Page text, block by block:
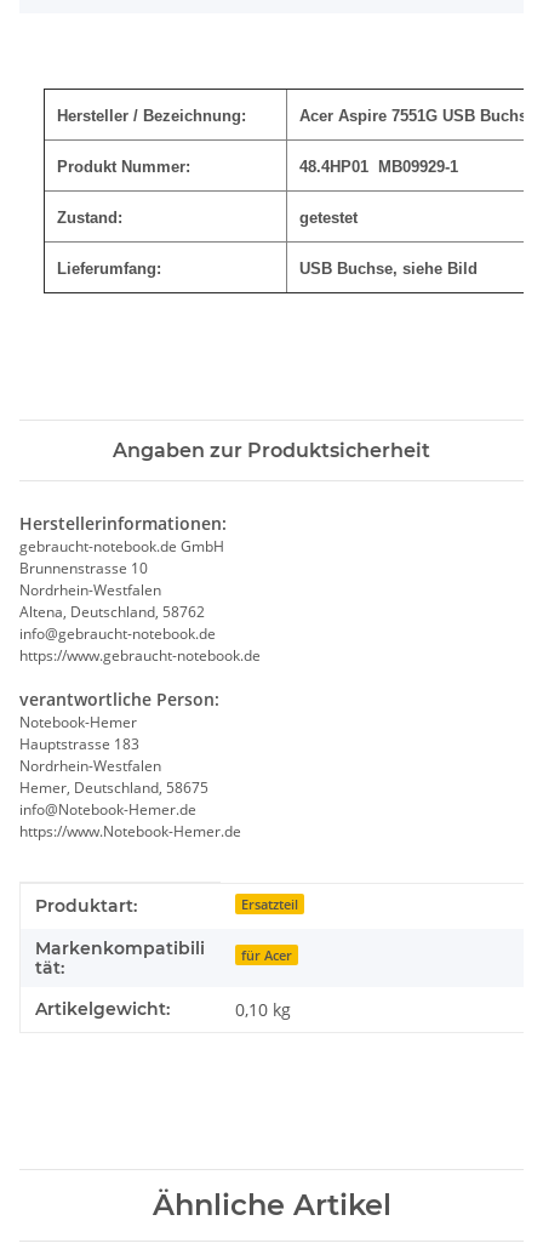
Hersteller / Bezeichnung: Acer Aspire 7551G USB
Produkt Nummer: 48.4HP01 MB09929-1
Zustand: getestet
Lieferumfang: USB Buchse, siehe Bild
Angaben zur Produktsicherheit
Herstellerinformationen:
gebraucht-notebook.de GmbH
Brunnenstrasse 10
Nordrhein-Westfalen
Altena, Deutschland, 58762
info@gebraucht-notebook.de
https://www.gebraucht-notebook.de
verantwortliche Person:
Notebook-Hemer
Hauptstrasse 183
Nordrhein-Westfalen
Hemer, Deutschland, 58675
info@Notebook-Hemer.de
https://www.Notebook-Hemer.de
Produkteigenschaft
Wert
Produktart: Ersatzteil
Markenkompatibili
tät:
für Acer
Artikelgewicht: 0,10 kg
Ähnliche Artikel